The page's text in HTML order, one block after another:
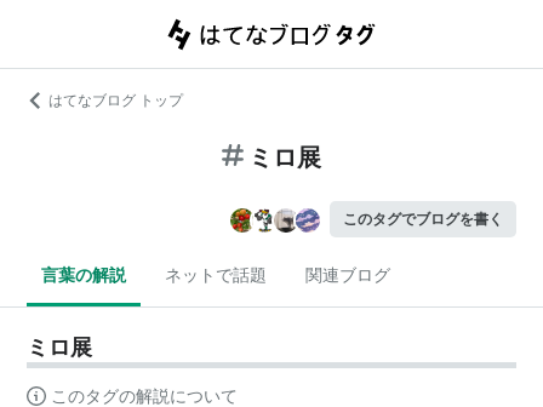
はてなブログ トップ
ミロ展
このタグでブログを書く
言葉の解説 ネットで話題 関連ブログ
ミロ展
このタグの解説について